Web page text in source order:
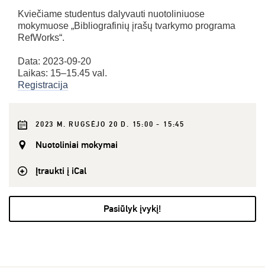
Kviečiame studentus dalyvauti nuotoliniuose
mokymuose „Bibliografinių įrašų tvarkymo programa
RefWorks“.
Data: 2023-09-20
Laikas: 15–15.45 val.
Registracija
2023 M. RUGSĖJO 20 D. 15:00 - 15:45
Nuotoliniai mokymai
Įtraukti į iCal
Pasiūlyk įvykį!